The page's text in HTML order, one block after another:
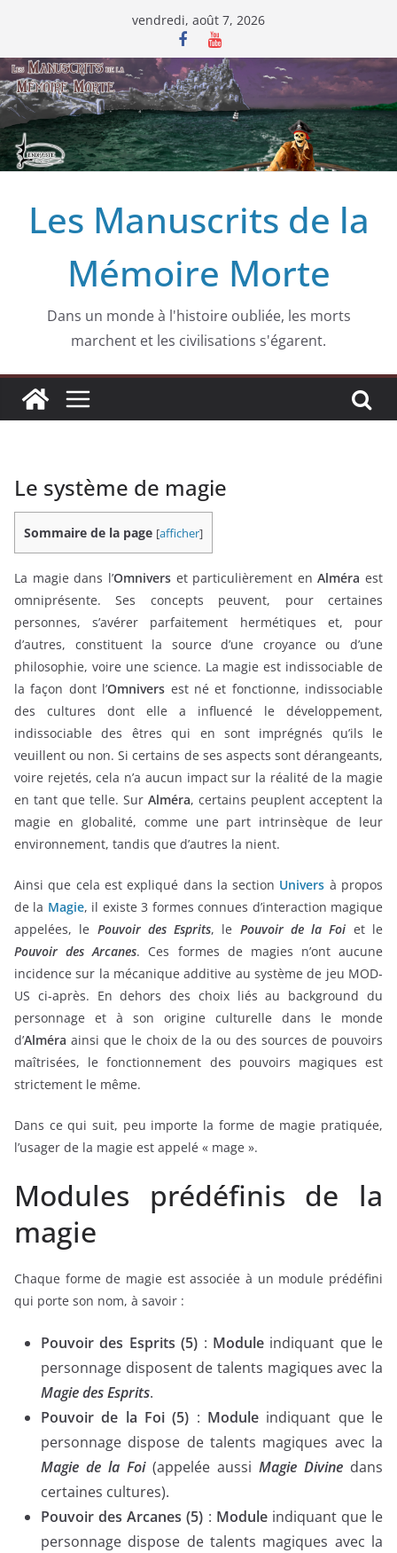
contenu
vendredi, août 7, 2026
Les Manuscrits de la
Mémoire Morte
Dans un monde à l'histoire oubliée, les morts
marchent et les civilisations s'égarent.
Le système de magie
Sommaire de la page [afficher]
La magie dans l’Omniverset particulièrement enAlméra est
omniprésente. Ses concepts peuvent, pour certaines
personnes, s’avérer parfaitement hermétiques et, pour
d’autres, constituent la source d’une croyance ou d’une
philosophie, voire une science. La magie est indissociable de
la façon dont l’Omnivers est né et fonctionne, indissociable
des cultures dont elle a influencé le développement,
indissociable des êtres qui en sont imprégnés qu’ils le
veuillent ou non. Si certains de ses aspects sont dérangeants,
voire rejetés, cela n’a aucun impact sur la réalité de la magie
en tant que telle. Sur Alméra, certains peuplent acceptent la
magie en globalité, comme une part intrinsèque de leur
environnement, tandis que d’autres la nient.
Ainsi que cela est expliqué dans la section Univers à propos
de la Magie, il existe 3 formes connues d’interaction magique
appelées, le Pouvoir des Esprits, le Pouvoir de la Foi et le
Pouvoir des Arcanes. Ces formes de magies n’ont aucune
incidence sur la mécanique additive au système de jeu MOD-
US ci-après. En dehors des choix liés au background du
personnage et à son origine culturelle dans le monde
d’Alméra ainsi que le choix de la ou des sources de pouvoirs
maîtrisées, le fonctionnement des pouvoirs magiques est
strictement le même.
Dans ce qui suit, peu importe la forme de magie pratiquée,
l’usager de la magie est appelé « mage ».
Modules prédéfinis de la
magie
Chaque forme de magie est associée à un module prédéfini
qui porte son nom, à savoir :
Pouvoir des Esprits (5) : Moduleindiquant que le
personnage disposent de talents magiques avec la
Magie des Esprits.
Pouvoir de la Foi (5) : Module indiquant que le
personnage dispose de talents magiques avec la
Magie de la Foi(appelée aussi Magie Divine dans
certaines cultures).
Pouvoir des Arcanes (5) : Moduleindiquant que le
personnage dispose de talents magiques avec la